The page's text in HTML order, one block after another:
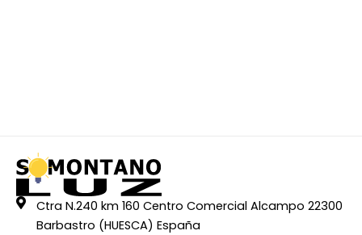
Ctra N.240 km 160 Centro Comercial Alcampo 22300
Barbastro (HUESCA) España